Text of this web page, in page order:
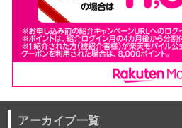
アーカイブ一覧